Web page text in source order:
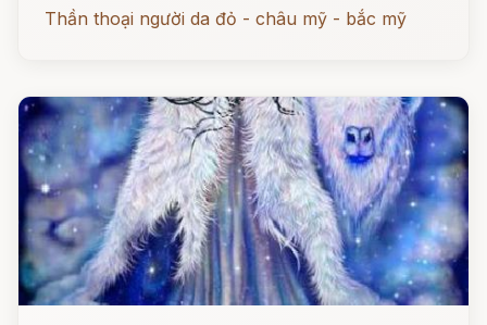
Thần thoại người da đỏ - châu mỹ - bắc mỹ